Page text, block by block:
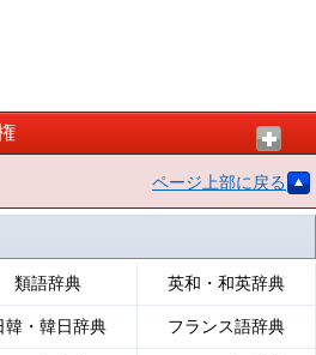
ページ上部に戻る
類語辞典 英和・和英辞典
韓・韓日辞典 フランス語辞典